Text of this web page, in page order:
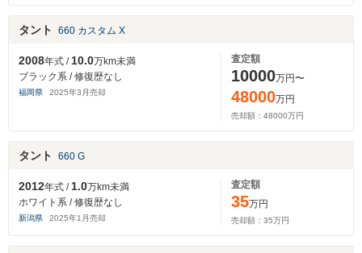
タント 660 カスタム X
2008年式 / 10.0万km未満
ブラック系 / 修復歴なし
福岡県 2025年3 月売却
査定額
10000万円〜
48000万円
売却額： 48000万円
タント 660 G
2012年式 / 1.0万km未満
ホワイト系 / 修復歴なし
新潟県 2025年1 月売却
査定額
35万円
売却額： 35万円